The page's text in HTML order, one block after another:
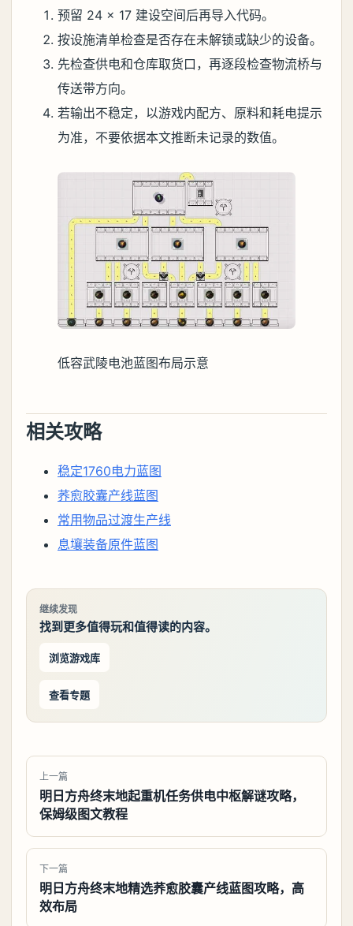
预留 24 × 17 建设空间后再导入代码。
按设施清单检查是否存在未解锁或缺少的设备。
先检查供电和仓库取货口，再逐段检查物流桥与
传送带方向。
若输出不稳定，以游戏内配方、原料和耗电提示
为准，不要依据本文推断未记录的数值。
低容武陵电池蓝图布局示意
相关攻略
稳定1760电力蓝图
荞愈胶囊产线蓝图
常用物品过渡生产线
息壤装备原件蓝图
继续发现
找到更多值得玩和值得读的内容。
浏览游戏库
查看专题
上一篇
明日方舟终末地起重机任务供电中枢解谜攻略，
保姆级图文教程
下一篇
明日方舟终末地精选荞愈胶囊产线蓝图攻略，高
效布局